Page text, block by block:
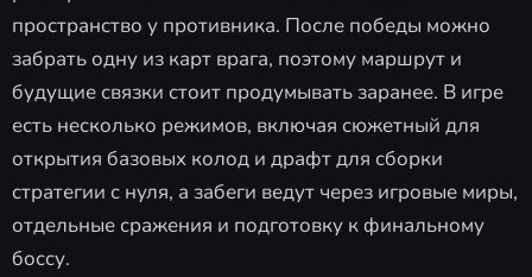
пространство у противника. После победы можно
забрать одну из карт врага, поэтому маршрут и
будущие связки стоит продумывать заранее. В игре
есть несколько режимов, включая сюжетный для
открытия базовых колод и драфт для сборки
стратегии с нуля, а забеги ведут через игровые миры,
отдельные сражения и подготовку к финальному
боссу.